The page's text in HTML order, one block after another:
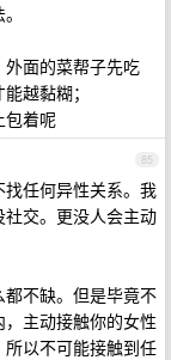
面的菜帮子先吃
越黏糊；
包着呢
85
任何异性关系。我
交。更没人会主动
不缺。但是毕竟不
主动接触你的女性
以不可能接触到任